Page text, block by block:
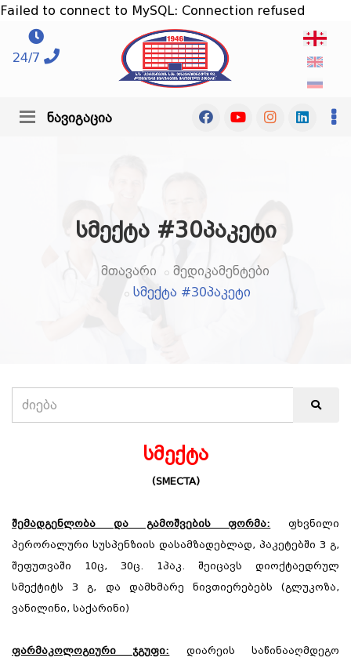
Failed to connect to MySQL: Connection refused
24/7
ნავიგაცია
სმექტა #30პაკეტი
მთავარი
მედიკამენტები
სმექტა #30პაკეტი
სმექტა
(SMECTA)
შემადგენლობა და გამოშვების ფორმა: ფხვნილი
პერორალური სუსპენზიის დასამზადებლად, პაკეტებში 3 გ,
შეფუთვაში 10ც, 30ც. 1პაკ. შეიცავს დიოქტაედრულ
სმექტიტს 3 გ, და დამხმარე ნივთიერებებს (გლუკოზა,
ვანილინი, საქარინი)
ფარმაკოლოგიური ჯგუფი: დიარეის საწინააღმდეგო